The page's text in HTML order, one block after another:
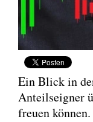
Ein Blick in
Anteilseigner
freuen können.